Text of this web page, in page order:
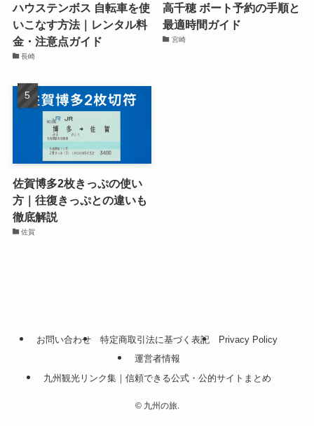
ハウステンボス 自転車を使
いこなす方法｜レンタル料
金・注意点ガイド
長崎
高千穂 ボート予約の手順と
最適時間ガイド
宮崎
佐賀博多2枚きっぷの使い
方｜往復きっぷとの違いも
徹底解説
佐賀
お問い合わせ 特定商取引法に基づく表記
Privacy Policy
運営者情報
九州観光リンク集｜信頼できる公式・公的サイトまとめ
©九州の旅.